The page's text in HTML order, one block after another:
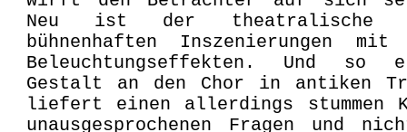
Neu ist der theatralische
bühnenhaften Inszenierungen mit
Beleuchtungseffekten. Und so
Gestalt an den Chor in antiken
liefert einen allerdings stummen
unausgesprochenen Fragen und